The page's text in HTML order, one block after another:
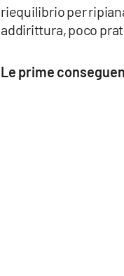
riequilibrio per
addirittura, poco
Le prime